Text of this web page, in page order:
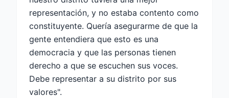
representación, y no estaba contento como
constituyente. Quería asegurarme de que la
gente entendiera que esto es una
democracia y que las personas tienen
derecho a que se escuchen sus voces.
Debe representar a su distrito por sus
valores".